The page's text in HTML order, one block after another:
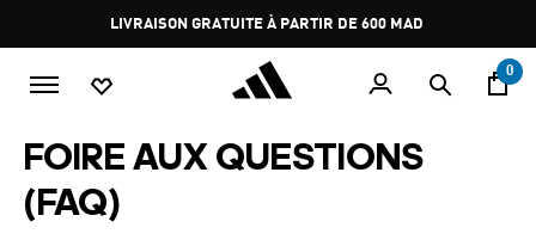
Pause
promotion
rotation
LIVRAISON GRATUITE À PARTIR DE 600 MAD
0
FOIRE AUX QUESTIONS
(FAQ)